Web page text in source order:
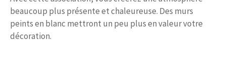
beaucoup plus présente et chaleureuse. Des murs
peints en blanc mettront un peu plus en valeur votre
décoration.